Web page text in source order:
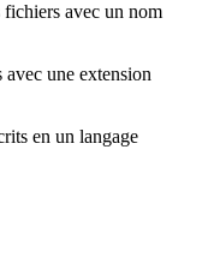
fichiers avec un nom
une extension
en un langage